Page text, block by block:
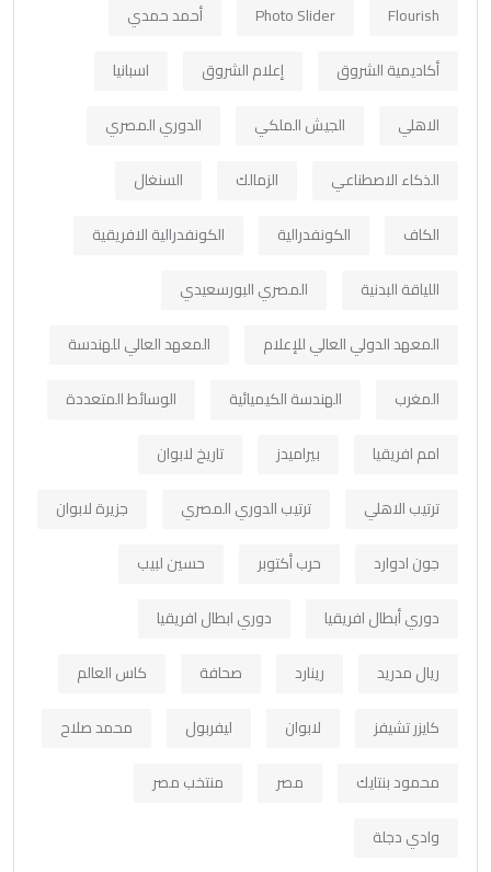
Flourish
Photo Slider
أحمد حمدي
أكاديمية الشروق
إعلام الشروق
اسبانيا
الاهلي
الجيش الملكي
الدوري المصري
الذكاء الاصطناعي
الزمالك
السنغال
الكاف
الكونفدرالية
الكونفدرالية الافريقية
اللياقة البدنية
المصري البورسعيدي
المعهد الدولي العالي للإعلام
المعهد العالي للهندسة
المغرب
الهندسة الكيميائية
الوسائط المتعددة
امم افريقيا
بيراميدز
تاريخ لابوان
ترتيب الاهلي
ترتيب الدوري المصري
جزيرة لابوان
جون ادوارد
حرب أكتوبر
حسين لبيب
دوري أبطال افريقيا
دوري ابطال افريقيا
ريال مدريد
رينارد صحافة
كاس العالم
كايزر تشيفز
لابوان ليفربول
محمد صلاح
محمود بنتايك
مصر
منتخب مصر
وادي دجلة